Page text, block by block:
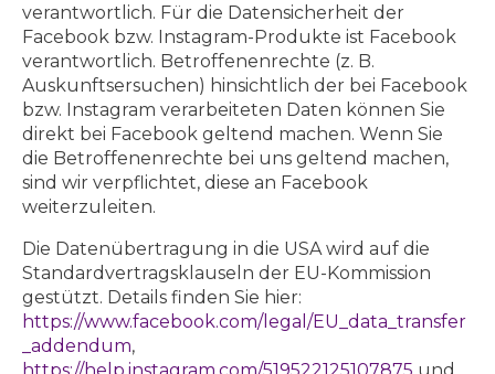
verantwortlich. Für die Datensicherheit der
Facebook bzw. Instagram-Produkte ist Facebook
verantwortlich. Betroffenenrechte (z. B.
Auskunftsersuchen) hinsichtlich der bei Facebook
bzw. Instagram verarbeiteten Daten können Sie
direkt bei Facebook geltend machen. Wenn Sie
die Betroffenenrechte bei uns geltend machen,
sind wir verpflichtet, diese an Facebook
weiterzuleiten.
Die Datenübertragung in die USA wird auf die
Standardvertragsklauseln der EU-Kommission
gestützt. Details finden Sie hier:
https://www.facebook.com/legal/EU_data_transfer
_addendum,